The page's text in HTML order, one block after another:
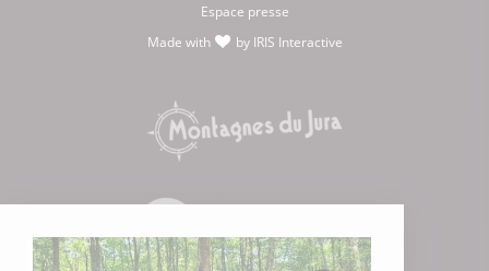
Espace presse
Made with
by IRIS Interactive